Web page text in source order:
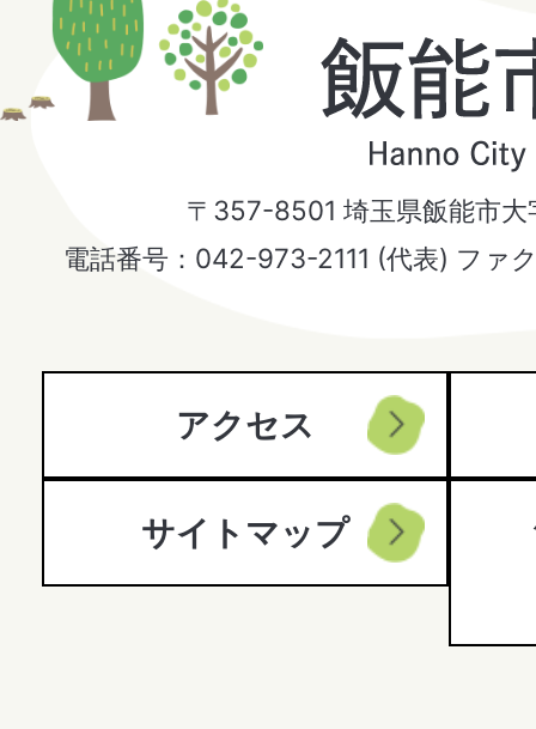
飯
能
Hanno
〒357-8501 埼玉県飯能市大
電話番号：042-973-2111 (代表) ファ
アクセス
サイトマップ